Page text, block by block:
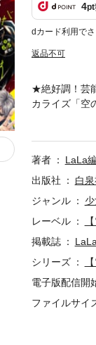
4pt
dカード利用で
返品不可
★絶好調！芸
カライズ「空
ャル座談会
フレッシュ読
毎、皇子は眠
ますので、電
著者
LaLa
出版社
白
ジャンル
レーベル
掲載誌
LaLa
シリーズ
電子版配信開
ファイルサイ